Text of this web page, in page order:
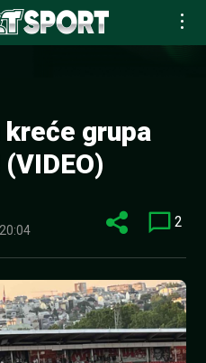
kreće grupa
2